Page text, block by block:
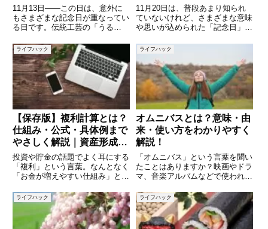
ぐる旅
11月13日――この日は、意外に
もさまざまな記念日が重なってい
る日です。伝統工芸の「うる
いひざ」、地域の誇りを祝う「県
民の日」、日常の心遣いを大切に
する「あいさつの日」、さらに仏
教・宗教的な節目を記す「空也
忌」
11月20日は、普段あまり知られ
ていないけれど、さまざまな意味
や思いが込められた「記念日」が
的な取り組みから、私たちの暮ら
しに身近な記念日まで、日付の由
来や背景を知ると、今日という日
が少し特別に感じられるかもし
ライフハック
【保存版】複利計算とは？
仕組み・公式・具体例まで
やさしく解説｜資産形成で
差がつくお金の増え方
投資や貯金の話題でよく耳にする
「複利」という言葉。なんとなく
「お金が増えやすい仕組み」とい
う計算するのか、どれほど差が出
るのかを正確に理解している人は
多くありません。複利は、長期的
な資産形成において非常に大きな
ライフハック
オムニバスとは？意味・由
来・使い方をわかりやすく
解説！
「オムニバス」という言葉を聞い
たことはありますか？映画やドラ
マ、音楽アルバムなどで使われる
来について詳しく知らない方もい
るかもしれません。本記事では、
オムニバスの意味や語源、具体的
な使い方をわかりやすく解説しま
ライフハック ライフハック